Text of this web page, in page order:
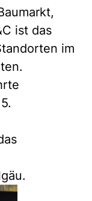
ist das
im